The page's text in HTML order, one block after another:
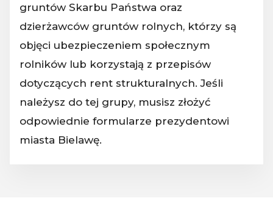
gruntów Skarbu Państwa oraz
dzierżawców gruntów rolnych, którzy są
objęci ubezpieczeniem społecznym
rolników lub korzystają z przepisów
dotyczących rent strukturalnych. Jeśli
należysz do tej grupy, musisz złożyć
odpowiednie formularze prezydentowi
miasta Bielawę.